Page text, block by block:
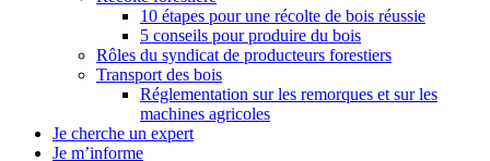
10 étapes pour une récolte de bois réussie
5 conseils pour produire du bois
Rôles du syndicat de producteurs forestiers
Transport des bois
Réglementation sur les remorques et sur les
machines agricoles
Je cherche un expert
Je m’informe